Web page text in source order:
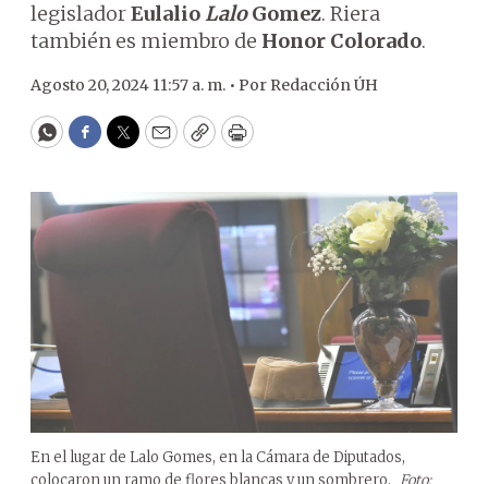
legisladorEulalioLaloGomez. Riera
también es miembro de Honor Colorado.
Agosto 20, 2024 11:57 a. m. • Por Redacción ÚH
WhatsApp
Facebook
Twitter
EmailCopyPrint
En el lugar de Lalo Gomes, en la Cámara de Diputados,
colocaron un ramo de flores blancas y un sombrero. Foto: